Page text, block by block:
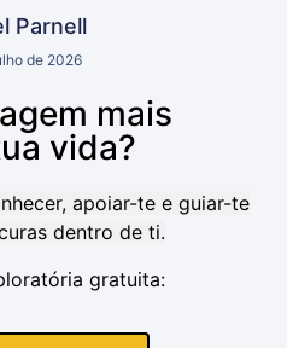
Parnell
de 2026
mais
vida?
apoiar-te e guiar-te
dentro de ti.
gratuita: